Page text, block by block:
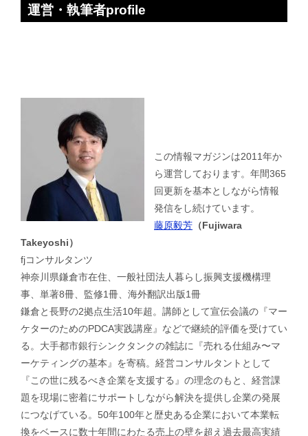
運営・執筆者profile
この情報マガジンは2011年か
ら運営しております。年間365
回更新を基本としながら情報
発信をし続けています。
藤原毅芳 （Fujiwara
Takeyoshi）
fjコンサルタンツ
神奈川県鎌倉市在住、一般社団法人暮らし振興支援機構理
事、単著8冊、監修1冊、海外翻訳出版1冊
鎌倉と長野の2拠点生活10年超。講師として宣伝会議の『マー
ケターのためのPDCA実践講座』などで継続的評価を受けてい
る。大手都市銀行シンクタンクの雑誌に『売れる仕組み〜マ
ーケティングの基本』を寄稿。経営コンサルタントとして
『この世に残るべき企業を支援する』の理念のもと、経営課
題を現場に密着にサポートしながら解決を提供し企業の発展
につなげている。50年100年と歴史ある企業において本業転
換をベースに数十年間にわたる売上の壁を超え過去最高実績